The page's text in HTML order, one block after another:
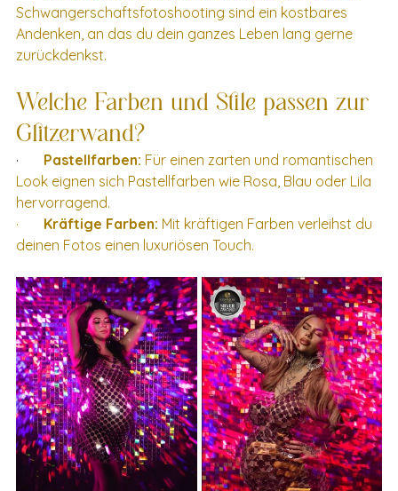
Schwangerschaftsfotoshooting sind ein kostbares
Andenken, an das du dein ganzes Leben lang gerne
zurückdenkst.
Welche Farben und Stile passen zur
Glitzerwand?
· Pastellfarben: Für einen zarten und romantischen
Look eignen sich Pastellfarben wie Rosa, Blau oder Lila
hervorragend.
· Kräftige Farben: Mit kräftigen Farben verleihst du
deinen Fotos einen luxuriösen Touch.